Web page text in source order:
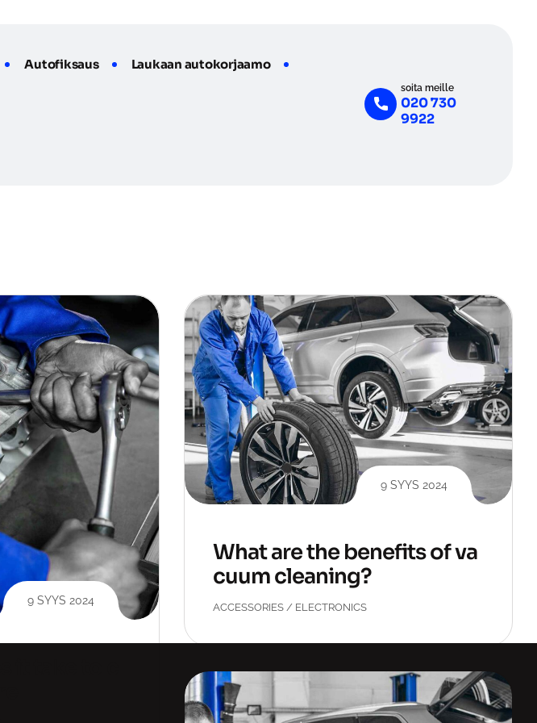
Autofiksaus Laukaan autokorjaamo
soita meille
020 730
9922
9 SYYS 2024
9 SYYS 2024
What are the benefits of va
cuum cleaning?
ACCESSORIES / ELECTRONICS